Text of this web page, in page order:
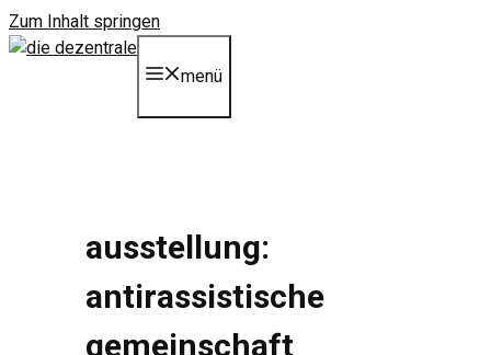
Zum Inhalt springen
menü
ausstellung:
antirassistische
gemeinschaft